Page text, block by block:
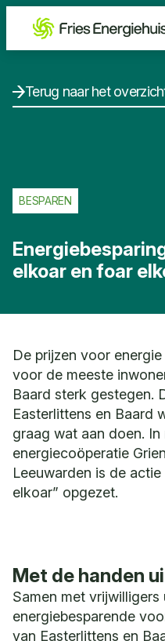
Terug naar het
BESPAREN
elkoar en foar
De prijzen voor
voor de meeste
Baard sterk gestegen.
Easterlittens en Baard
graag wat aan doen.
energiecoöperatie
Leeuwarden is de
elkoar” opgezet.
Met de handen
Samen met
energiebesparende
van Easterlittens en